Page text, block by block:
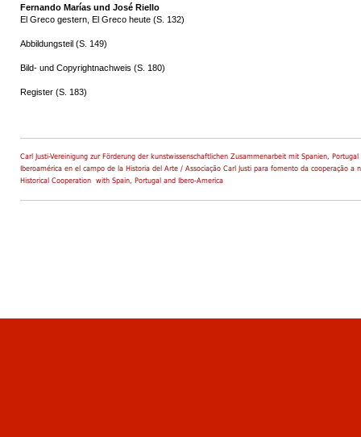
Fernando Marías und José Riello
El Greco gestern, El Greco heute (S. 132)
Abbildungsteil (S. 149)
Bild- und Copyrightnachweis (S. 180)
Register (S. 183)
Carl Justi-Vereinigung zur Förderung der kunstwissenschaftlichen Zusammenarbeit mit Spanien,
Iberoamérica en el campo de la Historia del Arte / Associação Carl Justi para fomento da cooperação
Historical Cooperation with Spain, Portugal and Ibero-America